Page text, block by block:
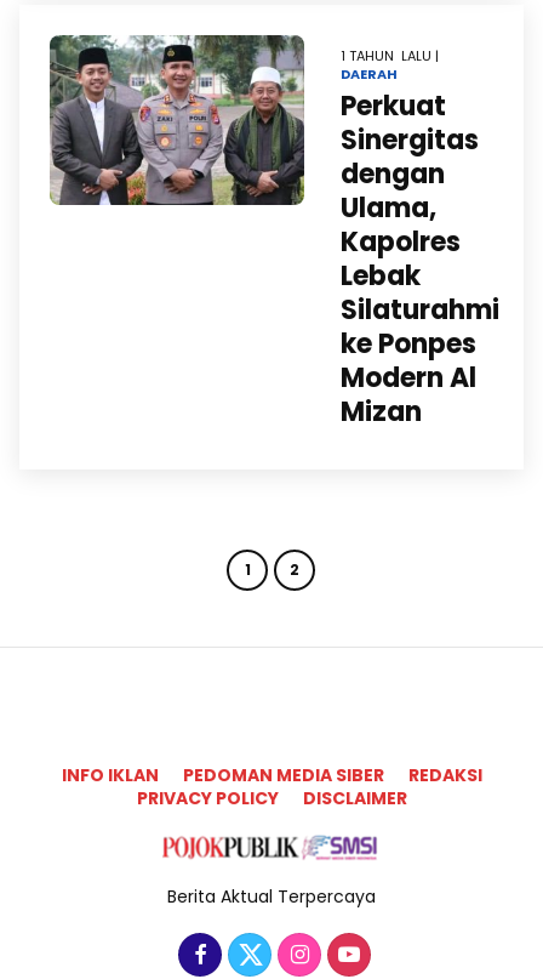
1 TAHUN LALU |
DAERAH
Perkuat
Sinergitas
dengan
Ulama,
Kapolres
Lebak
Silaturahmi
ke Ponpes
Modern Al
Mizan
1 2
INFO IKLAN PEDOMAN MEDIA SIBER
REDAKSI
PRIVACY POLICY
DISCLAIMER
Berita Aktual Terpercaya